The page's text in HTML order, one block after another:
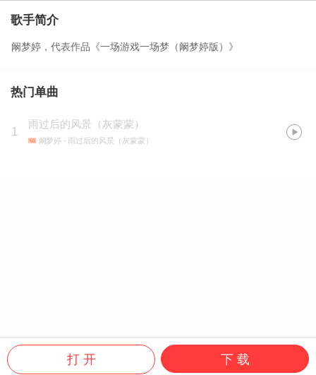
歌手简介
阚梦婷，代表作品《一场游戏一场梦（阚梦婷版）》
热门单曲
1
雨过后的风景（灰蒙蒙）
阚梦婷 - 雨过后的风景（灰蒙蒙）
打 开 下 载